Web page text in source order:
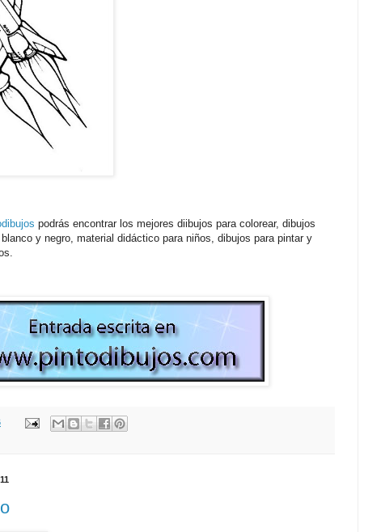
podrás encontrar los mejores diibujos para colorear, dibujos
y negro, material didáctico para niños, dibujos para pintar y